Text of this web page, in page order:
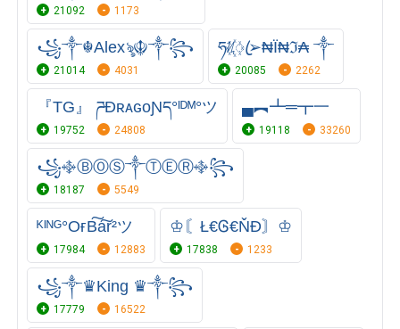
21092 1173
꧁༒☬Alexৡ☬༒꧂
21014 4031
ཧᜰ꙰ꦿ➢₦Ї₦ℑ₳ ༒
20085 2262
『TG』 ཌĐʀᴀɢᴏƝད°ᴵᴰᴹ°ツ
19752 24808
▄︻┻═┳一
19118 33260
꧁࿇ⒷⓄⓈ༒ⓉⒺⓇ࿇꧂
18187 5549
ᴷᴵᴺᴳ°OғB͠a͠r²ツ
17984 12883
♔〘Ł€Ꮆ€ŇĐ〙♔
17838 1233
꧁༒♛King ♛༒꧂
17779 16522